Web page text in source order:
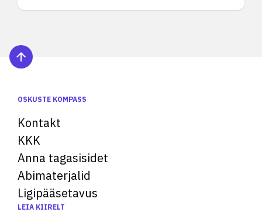
OSKUSTE KOMPASS
Kontakt
KKK
Anna tagasisidet
Abimaterjalid
Ligipääsetavus
LEIA KIIRELT